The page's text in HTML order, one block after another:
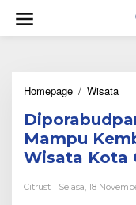
w
Homepage / Wisata
p
o
r
a
u
Mampu
Wisata Kota
Citrust Selasa, 18